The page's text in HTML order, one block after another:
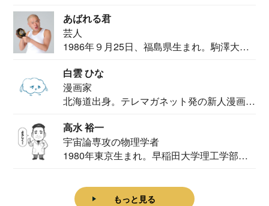
あばれる君
芸人
1986年９月25日、福島県生まれ。駒澤大学
白雲 ひな
漫画家
北海道出身。テレマガネット発の新人漫画
高水 裕一
宇宙論専攻の物理学者
1980年東京生まれ。早稲田大学理工学部物
もっと見る